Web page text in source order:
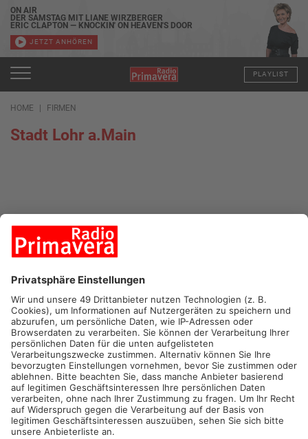
ON AIR
DER SAMSTAG MIT LIANE WIRZBERGER
ERIC CLAPTON — KNOCKIN' ON HEAVEN'S DOOR
JETZT ANHÖREN
PLAYLIST
HOME FIRMEN
Stadt Lohr a.Main
Stadt Lohr a.Main